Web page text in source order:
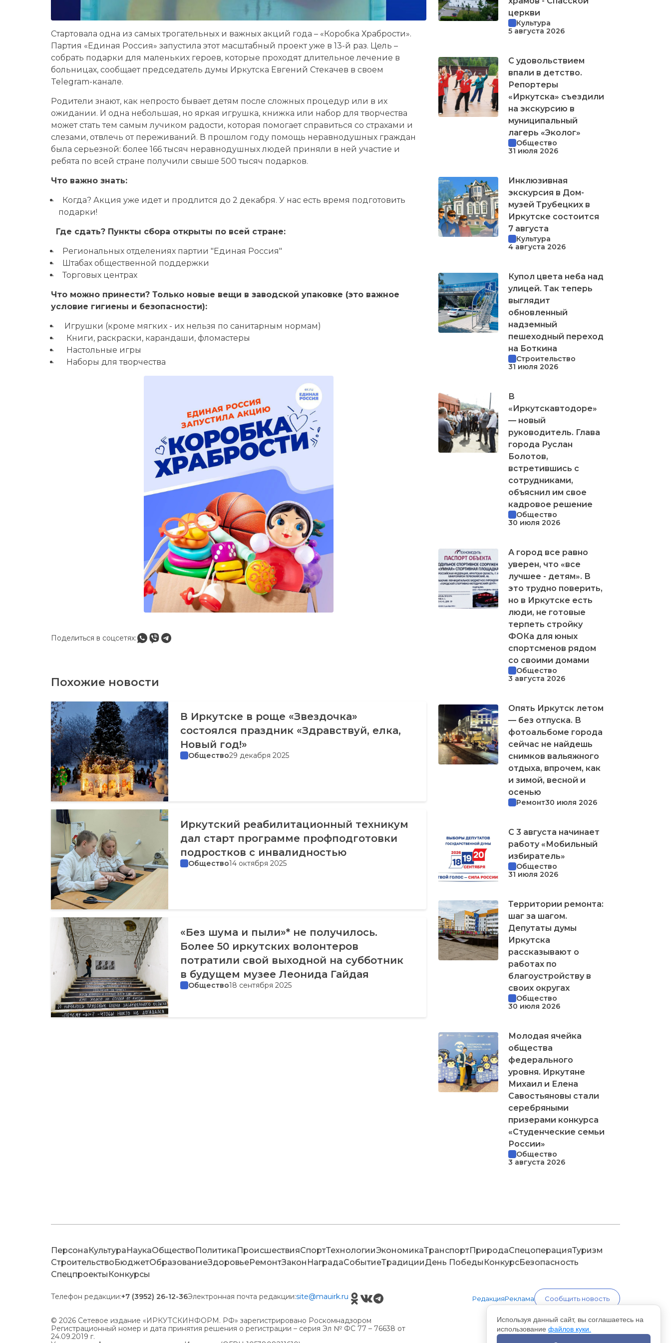
Стартовала одна из самых трогательных и важных акций года – «Коробка Храбрости».
Партия «Единая Россия» запустила этот масштабный проект уже в 13-й раз. Цель –
собрать подарки для маленьких героев, которые проходят длительное лечение в
больницах, сообщает председатель думы Иркутска Евгений Стекачев в своем
Telegram-канале.
Родители знают, как непросто бывает детям после сложных процедур или в их
ожидании. И одна небольшая, но яркая игрушка, книжка или набор для творчества
может стать тем самым лучиком радости, которая помогает справиться со страхами и
слезами, отвлечь от переживаний. В прошлом году помощь неравнодушных граждан
была серьезной: более 166 тысяч неравнодушных людей приняли в ней участие и
ребята по всей стране получили свыше 500 тысяч подарков.
Что важно знать:
Когда? Акция уже идет и продлится до 2 декабря. У нас есть время подготовить
подарки!
Где сдать? Пункты сбора открыты по всей стране:
Региональных отделениях партии "Единая Россия"
Штабах общественной поддержки
Торговых центрах
Что можно принести? Только новые вещи в заводской упаковке (это важное
условие гигиены и безопасности):
Игрушки (кроме мягких - их нельзя по санитарным нормам)
Книги, раскраски, карандаши, фломастеры
Настольные игры
Наборы для творчества
Поделиться в соцсетях:
Похожие новости
В Иркутске в роще «Звездочка»
состоялся праздник «Здравствуй, елка,
Новый год!»
Общество29 декабря 2025
Иркутский реабилитационный техникум
дал старт программе профподготовки
подростков с инвалидностью
Общество14 октября 2025
«Без шума и пыли»* не получилось.
Более 50 иркутских волонтеров
потратили свой выходной на субботник
в будущем музее Леонида Гайдая
Общество18 сентября 2025
церкви
Культура
5 августа 2026
С удовольствием
впали в детство.
Репортеры
«Иркутска» съездили
на экскурсию в
муниципальный
лагерь «Эколог»
Общество
31 июля 2026
Инклюзивная
экскурсия в Дом-
музей Трубецких в
Иркутске состоится
7 августа
Культура
4 августа 2026
Купол цвета неба над
улицей. Так теперь
выглядит
обновленный
надземный
пешеходный переход
на Боткина
Строительство
31 июля 2026
В
«Иркутскавтодоре»
— новый
руководитель. Глава
города Руслан
Болотов,
встретившись с
сотрудниками,
объяснил им свое
кадровое решение
Общество
30 июля 2026
А город все равно
уверен, что «все
лучшее - детям». В
это трудно поверить,
но в Иркутске есть
люди, не готовые
терпеть стройку
ФОКа для юных
спортсменов рядом
со своими домами
Общество
3 августа 2026
Опять Иркутск летом
— без отпуска. В
фотоальбоме города
сейчас не найдешь
снимков вальяжного
отдыха, впрочем, как
и зимой, весной и
осенью
Ремонт30 июля 2026
С 3 августа начинает
работу «Мобильный
избиратель»
Общество
31 июля 2026
Территории ремонта:
шаг за шагом.
Депутаты думы
Иркутска
рассказывают о
работах по
благоустройству в
своих округах
Общество
30 июля 2026
Молодая ячейка
общества
федерального
уровня. Иркутяне
Михаил и Елена
Савостьяновы стали
серебряными
призерами конкурса
«Студенческие семьи
России»
Общество
3 августа 2026
ПерсонаКультураНаукаОбществоПолитикаПроисшествияСпортТехнологииЭкономикаТранспортПриродаСпецоперацияТуризм
СтроительствоБюджетОбразованиеЗдоровьеРемонтЗакон НаградаСобытиеТрадицииДень Победы КонкурсБезопасность
Спецпроекты Конкурсы
Телефон редакции:+7 (3952) 26-12-36Электронная почта редакции:site@mauirk.ru РедакцияРеклама Сообщить новость
© 2026 Сетевое издание «ИРКУТСКИНФОРМ. РФ» зарегистрировано Роскомнадзором
Регистрационный номер и дата принятия решения о регистрации – серия Эл № ФС 77 – 76638 от
24.09.2019 г.
Используя данный сайт, вы соглашаетесь на
использование файлов куки.